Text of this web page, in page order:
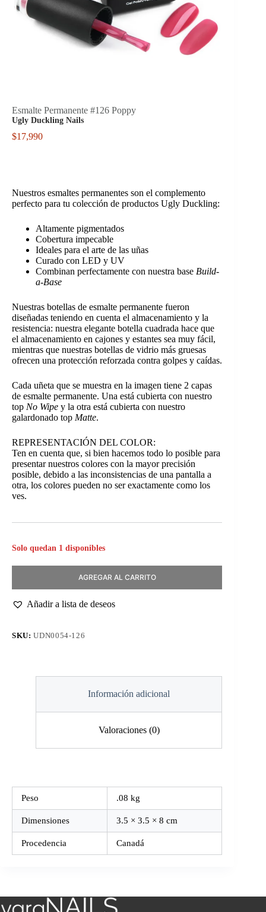
Esmalte Permanente #126 Poppy
Ugly Duckling Nails
$17,990
Nuestros esmaltes permanentes son el complemento
perfecto para tu colección de productos Ugly Duckling:
Altamente pigmentados
Cobertura impecable
Ideales para el arte de las uñas
Curado con LED y UV
Combinan perfectamente con nuestra base Build-
a-Base
Nuestras botellas de esmalte permanente fueron
diseñadas teniendo en cuenta el almacenamiento y la
resistencia: nuestra elegante botella cuadrada hace que
el almacenamiento en cajones y estantes sea muy fácil,
mientras que nuestras botellas de vidrio más gruesas
ofrecen una protección reforzada contra golpes y caídas.
Cada uñeta que se muestra en la imagen tiene 2 capas
de esmalte permanente. Una está cubierta con nuestro
top No Wipe y la otra está cubierta con nuestro
galardonado top Matte.
REPRESENTACIÓN DEL COLOR:
Ten en cuenta que, si bien hacemos todo lo posible para
presentar nuestros colores con la mayor precisión
posible, debido a las inconsistencias de una pantalla a
otra, los colores pueden no ser exactamente como los
ves.
Solo quedan 1 disponibles
AGREGAR AL CARRITO
Añadir a lista de deseos
SKU:UDN0054-126
Información adicional
Valoraciones (0)
Peso .08 kg
Dimensiones 3.5 × 3.5 × 8 cm
Procedencia Canadá